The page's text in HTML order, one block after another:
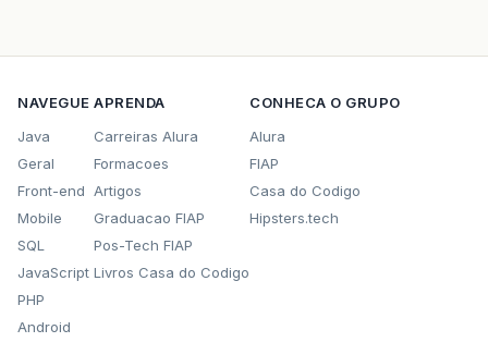
NAVEGUE
Java
Geral
Front-end
Mobile
SQL
JavaScript
PHP
Android
APRENDA
Carreiras Alura
Formacoes
Artigos
Graduacao FIAP
Pos-Tech FIAP
Livros Casa do Codigo
CONHECA O GRUPO
Alura
FIAP
Casa do Codigo
Hipsters.tech